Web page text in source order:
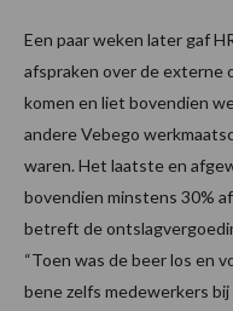
Een paar weken later gaf
afspraken over de externe
komen en liet bovendien
andere Vebego
waren. Het laatste en
bovendien minstens 30%
betreft de
“Toen was de beer los en
bene zelfs medewerkers